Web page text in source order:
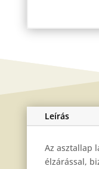
cm
mennyiség
Leírás
Az asztallap
élzárással,